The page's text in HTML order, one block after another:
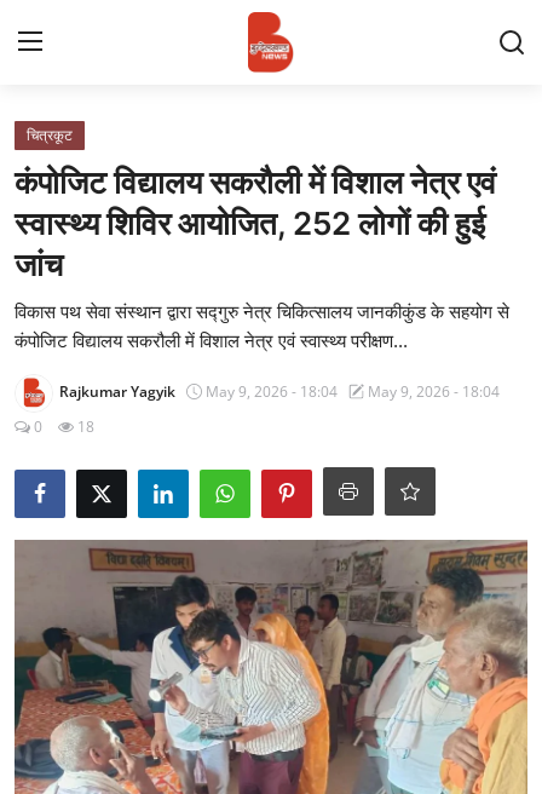
प्रमुख ख़बर
अपना शहर
राज्य
वीडियो
स्पोर्ट्स
मनोरंजन
गैलरी
चित्रकूट
कंपोजिट विद्यालय सकरौली में विशाल नेत्र एवं
स्वास्थ्य शिविर आयोजित, 252 लोगों की हुई
जांच
विकास पथ सेवा संस्थान द्वारा सद्गुरु नेत्र चिकित्सालय जानकीकुंड के सहयोग से
कंपोजिट विद्यालय सकरौली में विशाल नेत्र एवं स्वास्थ्य परीक्षण...
Rajkumar Yagyik May 9, 2026 - 18:04
May 9, 2026 - 18:04
0
18